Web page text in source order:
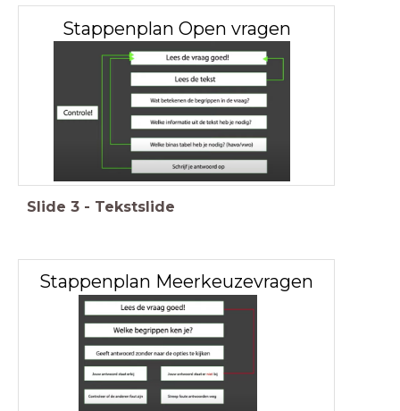
Stappenplan Open vragen
Slide 3 - Tekstslide
Stappenplan Meerkeuzevragen